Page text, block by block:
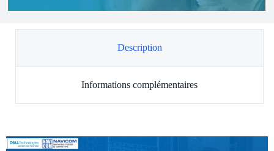
Description
Informations complémentaires